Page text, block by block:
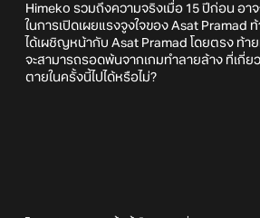
Himeko รวมถึงความจริงเมื่อ 15 ปีก่อน อ
ในการเปิดเผยแรงจูงใจของ Asat Pramad
ได้เผชิญหน้ากับ Asat Pramad โดยตรง ท้า
จะสามารถรอดพ้นจากเกมทำลายล้าง ที่เกี่
ตายในครั้งนี้ไปได้หรือไม่?